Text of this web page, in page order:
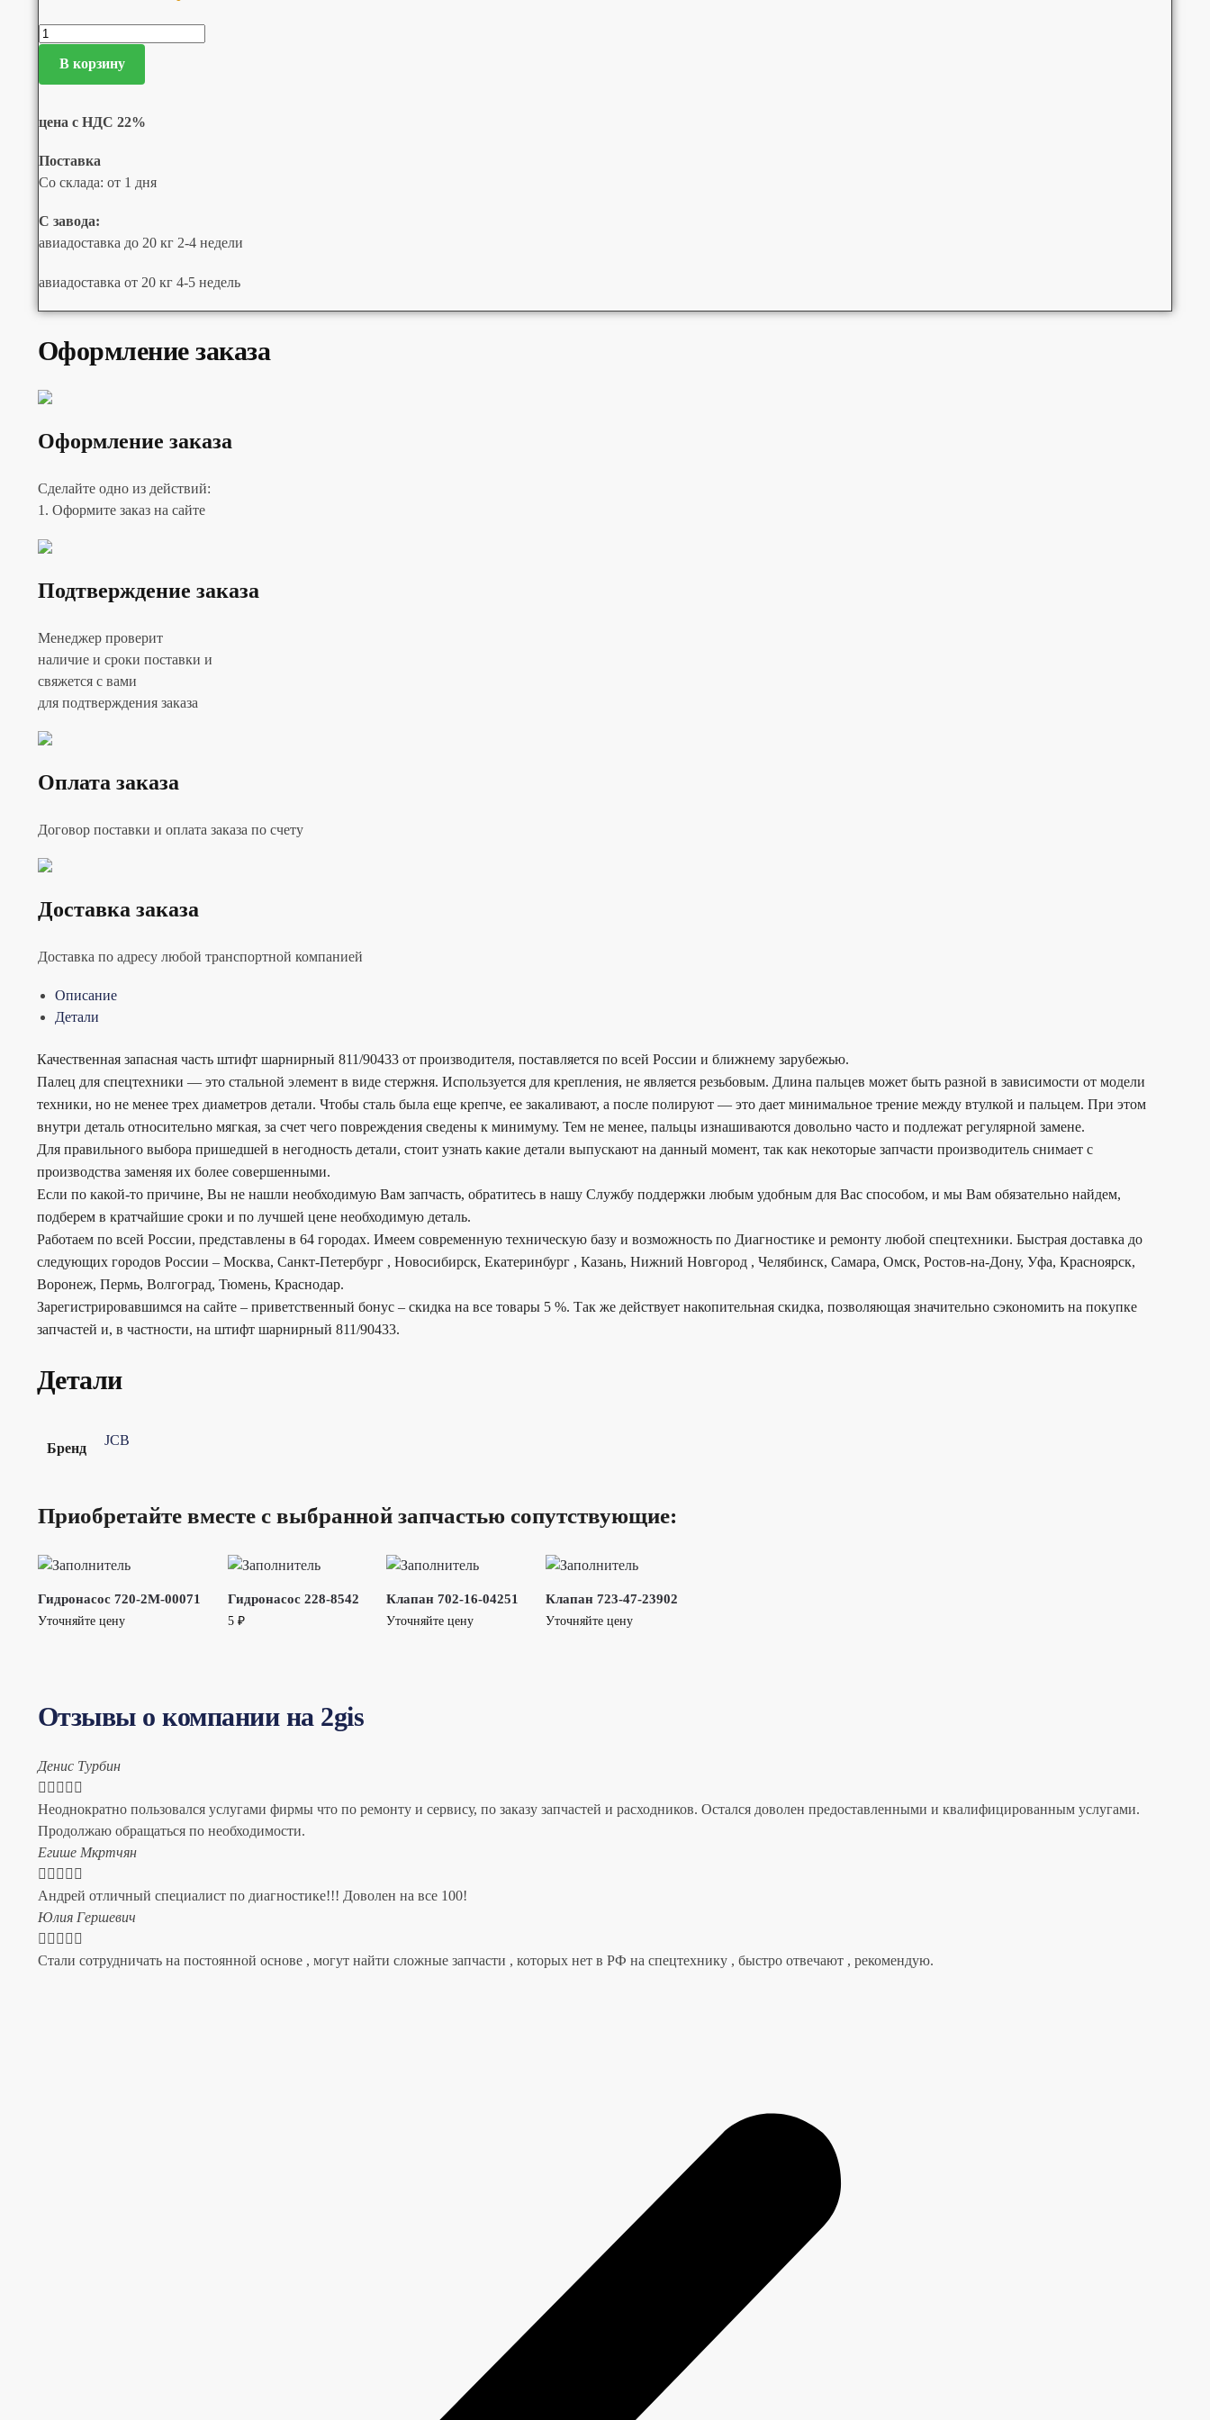
В корзину
цена с НДС 22%
Поставка
Со склада: от 1 дня
С завода:
авиадоставка до 20 кг 2-4 недели
авиадоставка от 20 кг 4-5 недель
Оформление заказа
Оформление заказа
Сделайте одно из действий:
1. Оформите заказ на сайте
Подтверждение заказа
Менеджер проверит
наличие и сроки поставки и
свяжется с вами
для подтверждения заказа
Оплата заказа
Договор поставки и оплата заказа по счету
Доставка заказа
Доставка по адресу любой транспортной компанией
Описание
Детали
Качественная запасная часть штифт шарнирный 811/90433 от производителя, поставляется по всей России и ближнему зарубежью.
Палец для спецтехники — это стальной элемент в виде стержня. Используется для крепления, не является резьбовым. Длина пальцев может быть разной в зависимости от модели
техники, но не менее трех диаметров детали. Чтобы сталь была еще крепче, ее закаливают, а после полируют — это дает минимальное трение между втулкой и пальцем. При этом
внутри деталь относительно мягкая, за счет чего повреждения сведены к минимуму. Тем не менее, пальцы изнашиваются довольно часто и подлежат регулярной замене.
Для правильного выбора пришедшей в негодность детали, стоит узнать какие детали выпускают на данный момент, так как некоторые запчасти производитель снимает с
производства заменяя их более совершенными.
Если по какой-то причине, Вы не нашли необходимую Вам запчасть, обратитесь в нашу Службу поддержки любым удобным для Вас способом, и мы Вам обязательно найдем,
подберем в кратчайшие сроки и по лучшей цене необходимую деталь.
Работаем по всей России, представлены в 64 городах. Имеем современную техническую базу и возможность по Диагностике и ремонту любой спецтехники. Быстрая доставка до
следующих городов России – Москва, Санкт-Петербург , Новосибирск, Екатеринбург , Казань, Нижний Новгород , Челябинск, Самара, Омск, Ростов-на-Дону, Уфа, Красноярск,
Воронеж, Пермь, Волгоград, Тюмень, Краснодар.
Зарегистрировавшимся на сайте – приветственный бонус – скидка на все товары 5 %. Так же действует накопительная скидка, позволяющая значительно сэкономить на покупке
запчастей и, в частности, на штифт шарнирный 811/90433.
Детали
Бренд
JCB
Приобретайте вместе с выбранной запчастью сопутствующие:
Гидронасос 720-2M-00071
Уточняйте цену
Гидронасос 228-8542
5 ₽
Клапан 702-16-04251
Уточняйте цену
Клапан 723-47-23902
Уточняйте цену
Отзывы о компании на 2gis
Денис Турбин
    
Неоднократно пользовался услугами фирмы что по ремонту и сервису, по заказу запчастей и расходников. Остался доволен предоставленными и квалифицированным услугами.
Продолжаю обращаться по необходимости.
​Егише Мкртчян
    
Андрей отличный специалист по диагностике!!! Доволен на все 100!
​Юлия Гершевич
    
Стали сотрудничать на постоянной основе , могут найти сложные запчасти , которых нет в РФ на спецтехнику , быстро отвечают , рекомендую.